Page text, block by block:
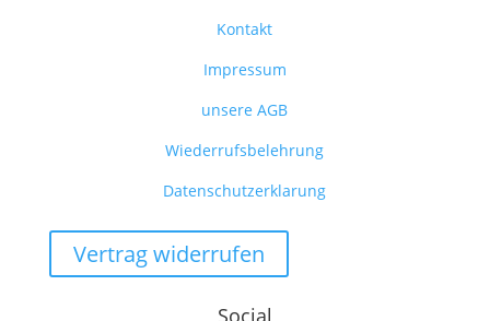
Kontakt
Impressum
unsere AGB
Wiederrufsbelehrung
Datenschutzerklarung
Vertrag widerrufen
Social